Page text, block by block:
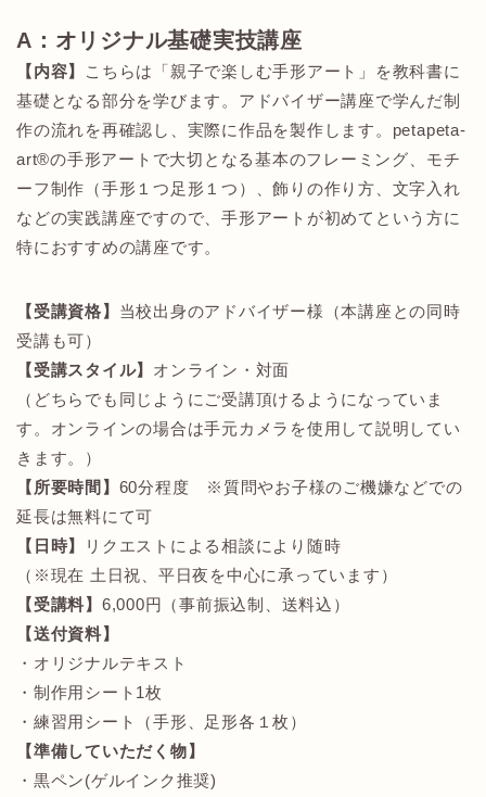
A ：オリジナル基礎実技講座
【内容】
こちらは「親子で楽しむ手形アート」を教科書に
基礎となる部分を学びます。アドバイザー講座で学んだ制
作の流れを再確認し、実際に作品を製作します。petapeta-
art®の手形アートで大切となる基本のフレーミング、モチ
ーフ制作（手形１つ足形１つ）、飾りの作り方、文字入れ
などの実践講座ですので、手形アートが初めてという方に
特におすすめの講座です。
【受講資格】 当校出身のアドバイザー様（本講座との同時
受講も可）
【受講スタイル】 オンライン・対面
（どちらでも同じようにご受講頂けるようになっていま
す。オンラインの場合は手元カメラを使用して説明してい
きます。）
【所要時間】 60分程度 ※質問やお子様のご機嫌などでの
延長は無料にて可
【日時】
リクエストによる相談により随時
（※現在 土日祝、平日夜を中心に承っています）
【受講料】 6,000円（事前振込制、送料込）
【送付資料】
・オリジナルテキスト
・制作用シート1枚
・練習用シート（手形、足形各１枚）
【準備していただく物】
・黒ペン(ゲルインク推奨)